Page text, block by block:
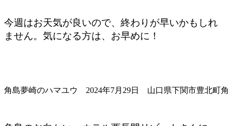
今週はお天気が良いので、終わりが早いかもしれ
ません。気になる方は、お早めに！
角島夢崎のハマユウ 2024年7月29日 山口県下関市豊北町